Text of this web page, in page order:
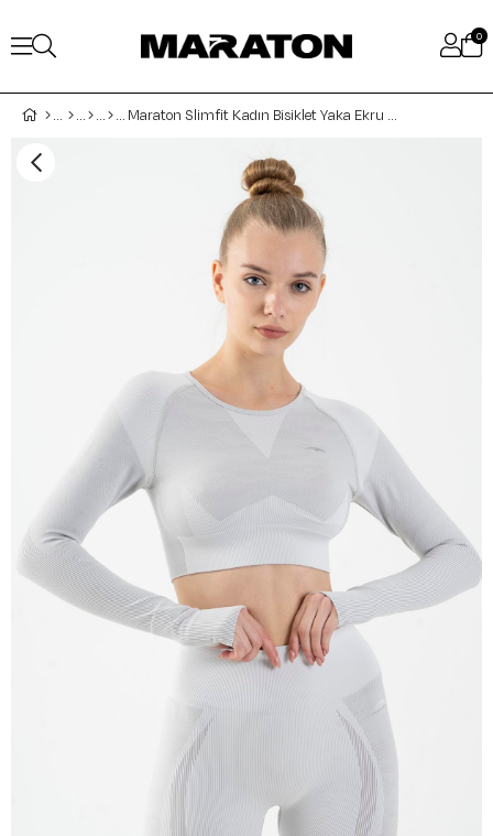
0
Maraton Slimfit Kadın Bisiklet Yaka Ekru Crop Top